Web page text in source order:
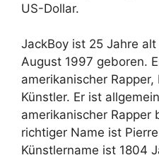
US-Dollar.
JackBoy ist 25 Jahre
August 1997 geboren.
amerikanischer
Künstler. Er ist
amerikanischer Rapper
richtiger Name ist
Künstlername ist 1804